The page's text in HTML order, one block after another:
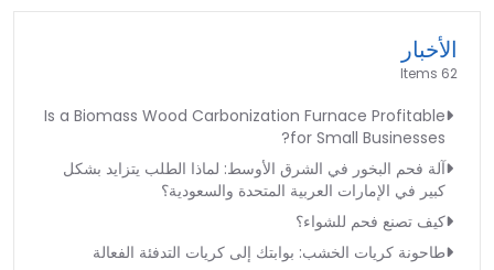
الأخبار
62 Items
Is a Biomass Wood Carbonization Furnace Profitable
for Small Businesses?
آلة فحم البخور في الشرق الأوسط: لماذا الطلب يتزايد بشكل
كبير في الإمارات العربية المتحدة والسعودية؟
كيف تصنع فحم للشواء؟
طاحونة كريات الخشب: بوابتك إلى كريات التدفئة الفعالة